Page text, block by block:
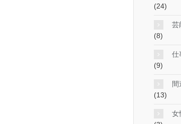
(24)
芸
(8)
仕
(9)
間
(13)
女